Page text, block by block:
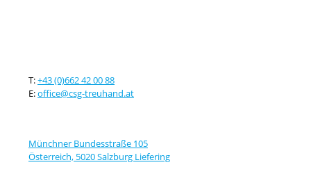
T:+43 (0)662 42 00 88
E:office@csg-treuhand.at
Münchner Bundesstraße 105
Österreich, 5020 Salzburg Liefering